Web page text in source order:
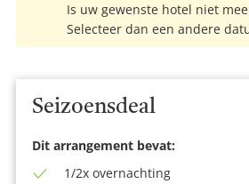
Is uw gewenste hotel niet
Selecteer dan een andere
Seizoensdeal
Dit arrangement bevat:
1/2x overnachting